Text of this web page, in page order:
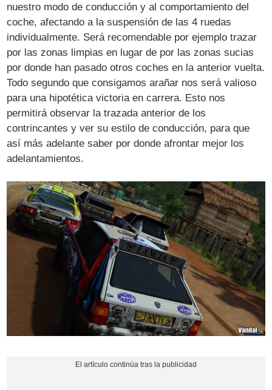
nuestro modo de conducción y al comportamiento del
coche, afectando a la suspensión de las 4 ruedas
individualmente. Será recomendable por ejemplo trazar
por las zonas limpias en lugar de por las zonas sucias
por donde han pasado otros coches en la anterior vuelta.
Todo segundo que consigamos arañar nos será valioso
para una hipotética victoria en carrera. Esto nos
permitirá observar la trazada anterior de los
contrincantes y ver su estilo de conducción, para que
así más adelante saber por donde afrontar mejor los
adelantamientos.